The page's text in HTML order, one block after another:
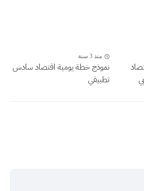
منذ 3 سنة
نموذج خطة يومية اقتصاد سادس
تطبيقي